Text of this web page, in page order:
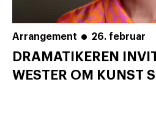
Arrangement 26. februar
DRAMATIKEREN
WESTER OM KUNST